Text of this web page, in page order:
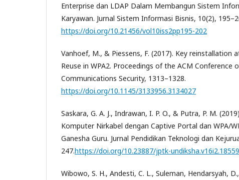
Enterprise dan LDAP Dalam Membangun Sistem
Karyawan. Jurnal Sistem Informasi Bisnis, 10(2),
https://doi.org/10.21456/vol10iss2pp195-202
Vanhoef, M., & Piessens, F. (2017). Key reinstallation
Reuse in WPA2. Proceedings of the ACM Conference
Communications Security, 1313–1328.
https://doi.org/10.1145/3133956.3134027
Saskara, G. A. J., Indrawan, I. P. O., & Putra, P. M.
Komputer Nirkabel dengan Captive Portal dan WPA/
Ganesha Guru. Jurnal Pendidikan Teknologi dan
247.https://doi.org/10.23887/jptk-undiksha.v16i2.18559
Wibowo, S. H., Andesti, C. L., Suleman, Hendarsyah,